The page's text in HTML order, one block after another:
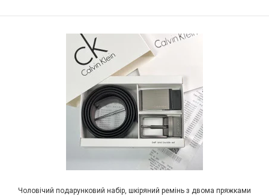
Чоловічий подарунковий набір, шкіряний ремінь з двома пряжками